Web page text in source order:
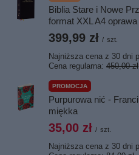
Biblia Stare i Nowe
format XXL A4
399,99 zł / szt.
Najniższa cena z 30 dni
Cena regularna: 450,00 zł
PROMOCJA
Purpurowa nić -
miękka
35,00 zł / szt.
Najniższa cena z 30 dni